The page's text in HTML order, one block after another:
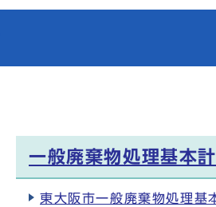
一般廃棄物処理基本
東大阪市一般廃棄物処理基